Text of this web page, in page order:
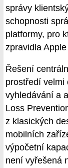
správy
schopnosti
platformy, pro
zpravidla
Řešení
prostředí velmi
vyhledávání a
Loss
z klasických
mobilních
výpočetní
není vyřešená